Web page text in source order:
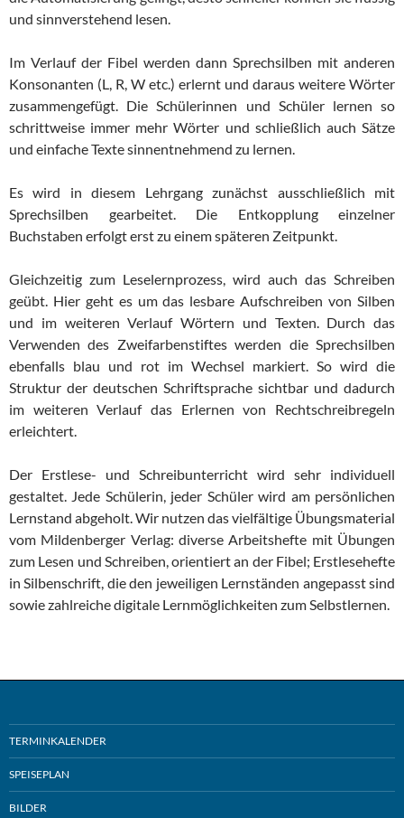
und sinnverstehend lesen.
Im Verlauf der Fibel werden dann Sprechsilben mit anderen
Konsonanten (L, R, W etc.) erlernt und daraus weitere Wörter
zusammengefügt. Die Schülerinnen und Schüler lernen so
schrittweise immer mehr Wörter und schließlich auch Sätze
und einfache Texte sinnentnehmend zu lernen.
Es wird in diesem Lehrgang zunächst ausschließlich mit
Sprechsilben gearbeitet. Die Entkopplung einzelner
Buchstaben erfolgt erst zu einem späteren Zeitpunkt.
Gleichzeitig zum Leselernprozess, wird auch das Schreiben
geübt. Hier geht es um das lesbare Aufschreiben von Silben
und im weiteren Verlauf Wörtern und Texten. Durch das
Verwenden des Zweifarbenstiftes werden die Sprechsilben
ebenfalls blau und rot im Wechsel markiert. So wird die
Struktur der deutschen Schriftsprache sichtbar und dadurch
im weiteren Verlauf das Erlernen von Rechtschreibregeln
erleichtert.
Der Erstlese- und Schreibunterricht wird sehr individuell
gestaltet. Jede Schülerin, jeder Schüler wird am persönlichen
Lernstand abgeholt. Wir nutzen das vielfältige Übungsmaterial
vom Mildenberger Verlag: diverse Arbeitshefte mit Übungen
zum Lesen und Schreiben, orientiert an der Fibel; Erstlesehefte
in Silbenschrift, die den jeweiligen Lernständen angepasst sind
sowie zahlreiche digitale Lernmöglichkeiten zum Selbstlernen.
TERMINKALENDER
SPEISEPLAN
BILDER